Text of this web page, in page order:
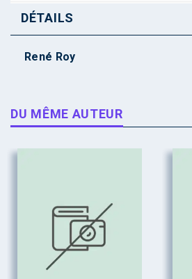
DÉTAILS
René Roy
DU MÊME AUTEUR